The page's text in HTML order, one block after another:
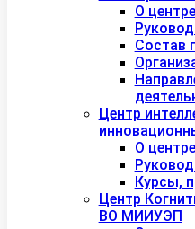
О центре
Состав
Центр
О центре
Курсы,
Центр
ВО МИИУЭП